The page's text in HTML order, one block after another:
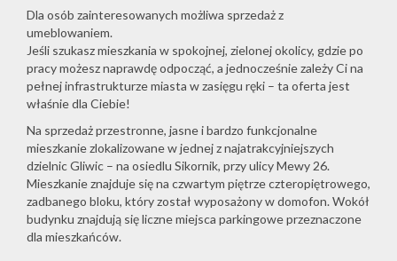
Dla osób zainteresowanych możliwa sprzedaż z
umeblowaniem.
Jeśli szukasz mieszkania w spokojnej, zielonej okolicy, gdzie po
pracy możesz naprawdę odpocząć, a jednocześnie zależy Ci na
pełnej infrastrukturze miasta w zasięgu ręki – ta oferta jest
właśnie dla Ciebie!
Na sprzedaż przestronne, jasne i bardzo funkcjonalne
mieszkanie zlokalizowane w jednej z najatrakcyjniejszych
dzielnic Gliwic – na osiedlu Sikornik, przy ulicy Mewy 26.
Mieszkanie znajduje się na czwartym piętrze czteropiętrowego,
zadbanego bloku, który został wyposażony w domofon. Wokół
budynku znajdują się liczne miejsca parkingowe przeznaczone
dla mieszkańców.